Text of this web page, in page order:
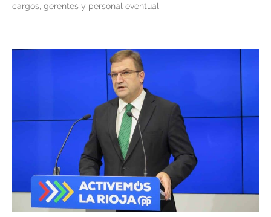
cargos, gerentes y personal eventual